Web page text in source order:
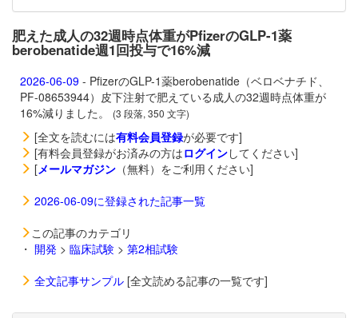
肥えた成人の32週時点体重がPfizerのGLP-1薬
berobenatide週1回投与で16%減
2026-06-09 - PfizerのGLP-1薬berobenatide（ベロベナチド、
PF-08653944）皮下注射で肥えている成人の32週時点体重が
16%減りました。
(3 段落, 350 文字)
[全文を読むには有料会員登録が必要です]
[有料会員登録がお済みの方はログインしてください]
[メールマガジン （無料）をご利用ください]
2026-06-09に登録された記事一覧
この記事のカテゴリ
・ 開発 > 臨床試験 > 第2相試験
全文記事サンプル [全文読める記事の一覧です]